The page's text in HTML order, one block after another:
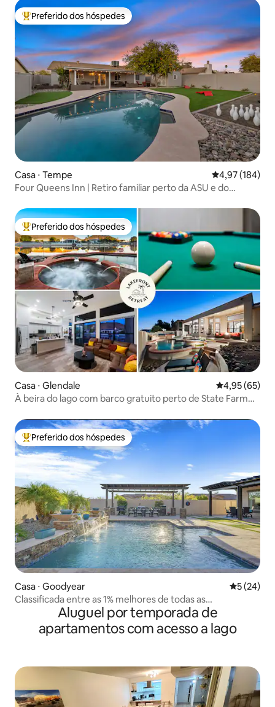
Entre os melhores preferidos dos hóspedes
Preferido dos hóspedes
Casa ⋅ Tempe 4,97 de uma
4,97 (184)
Four Queens Inn | Retiro familiar perto da ASU e do
Entre os melhores preferidos dos hóspedes
Preferido dos hóspedes
Casa ⋅ Glendale 4,95 de uma
4,95 (65)
À beira do lago com barco gratuito perto de State Farm
Entre os melhores preferidos dos hóspedes
Preferido dos hóspedes
Casa ⋅ Goodyear 5 de uma
5 (24)
Classificada entre as 1% melhores de todas as
acomodações no Airbnb - Estilo resort
Aluguel por temporada de
apartamentos com acesso a lago